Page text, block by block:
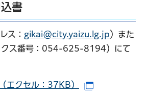
書
ス： gikai@city.yaizu.lg.jp）また
クス番号：054-625-8194）にて
エクセル：37KB）